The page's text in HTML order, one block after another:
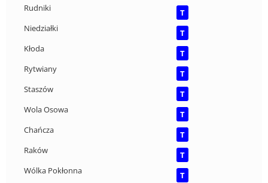
Rudniki
T
Niedziałki
T
Kłoda
T
Rytwiany
T
Staszów
T
Wola Osowa
T
Chańcza
T
Raków
T
Wólka Pokłonna
T